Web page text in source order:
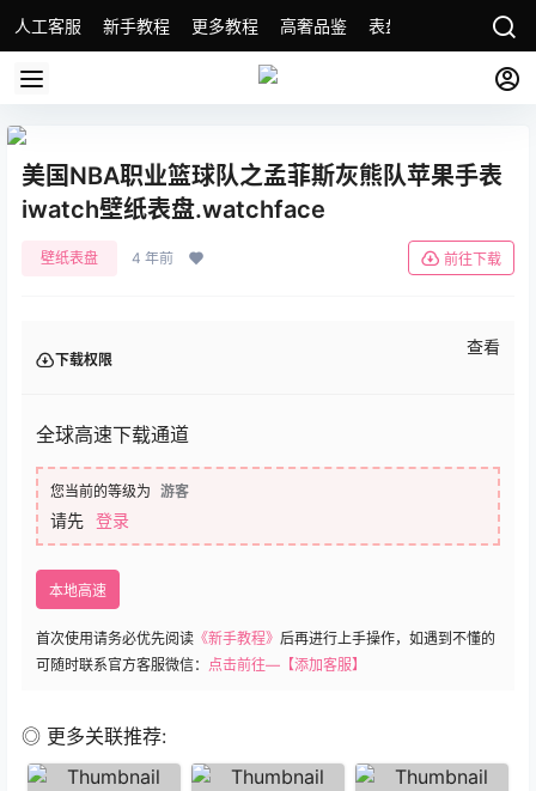
人工客服 新手教程 更多教程 高奢品鉴 表盘精选 名表故事
美国NBA职业篮球队之孟菲斯灰熊队苹果手表
iwatch壁纸表盘.watchface
壁纸表盘 4 年前 前往下载
下载权限
查看
全球高速下载通道
您当前的等级为 游客
请先 登录
本地高速
首次使用请务必优先阅读 《新手教程》 后再进行上手操作，如遇到不懂的
可随时联系官方客服微信： 点击前往—【添加客服】
◎ 更多关联推荐: